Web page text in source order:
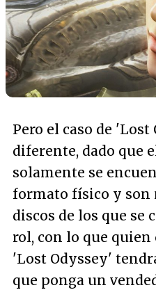
Pero el caso de 'Lost
diferente, dado que
solamente se
formato físico y son
discos de los que se
rol, con lo que
'Lost Odyssey'
que ponga un